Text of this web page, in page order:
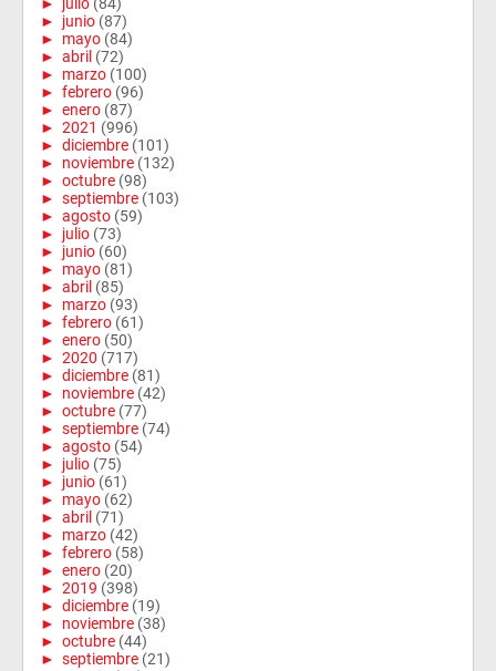
► junio (87)
► mayo (84)
► abril (72)
► marzo (100)
► febrero (96)
► enero (87)
► 2021 (996)
► diciembre (101)
► noviembre (132)
► octubre (98)
► septiembre (103)
► agosto (59)
► julio (73)
► junio (60)
► mayo (81)
► abril (85)
► marzo (93)
► febrero (61)
► enero (50)
► 2020 (717)
► diciembre (81)
► noviembre (42)
► octubre (77)
► septiembre (74)
► agosto (54)
► julio (75)
► junio (61)
► mayo (62)
► abril (71)
► marzo (42)
► febrero (58)
► enero (20)
► 2019 (398)
► diciembre (19)
► noviembre (38)
► octubre (44)
► septiembre (21)